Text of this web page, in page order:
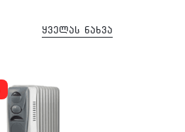
ყველას ნახვა